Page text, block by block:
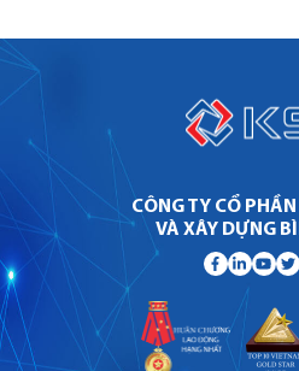
CÔNG TY CỔ
VÀ XÂY DỰNG